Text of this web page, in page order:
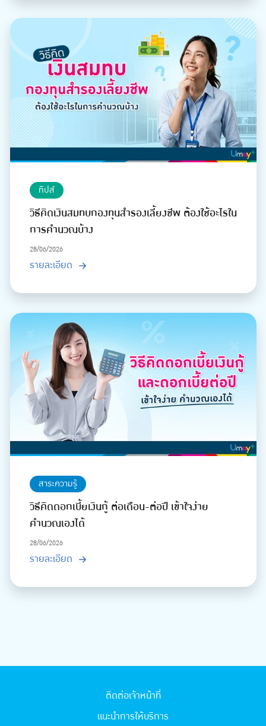
ทิปส์
วิธีคิดเงินสมทบกองทุนสำรองเลี้ยงชีพ ต้องใช้อะไรใน
การคำนวณบ้าง
28/06/2026
รายละเอียด
สาระความรู้
วิธีคิดดอกเบี้ยเงินกู้ ต่อเดือน-ต่อปี เข้าใจง่าย
คำนวณเองได้
28/06/2026
รายละเอียด
ติดต่อเจ้าหน้าที่
แนะนำการให้บริการ